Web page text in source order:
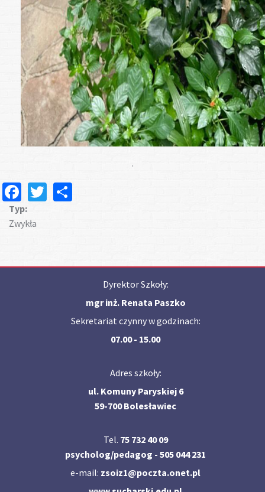
.
Facebook
Twitter
Typ:
Zwykła
Dyrektor Szkoły:
mgr inż. Renata Paszko
Sekretariat czynny w godzinach:
07.00 - 15.00
Adres szkoły:
ul. Komuny Paryskiej 6
59-700 Bolesławiec
Tel. 75 732 40 09
psycholog/pedagog - 505 044 231
e-mail: zsoiz1@poczta.onet.pl